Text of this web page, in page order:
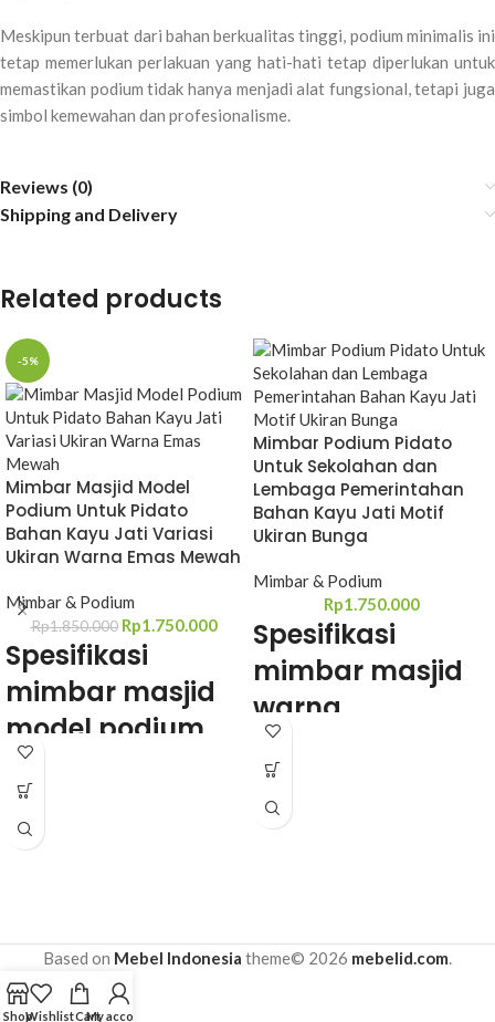
Meskipun terbuat dari bahan berkualitas tinggi, podium minimalis ini
tetap memerlukan perlakuan yang hati-hati tetap diperlukan untuk
memastikan podium tidak hanya menjadi alat fungsional, tetapi juga
simbol kemewahan dan profesionalisme.
Reviews (0)
Shipping and Delivery
Related products
-5%
Mimbar Masjid Model
Podium Untuk Pidato
Bahan Kayu Jati Variasi
Ukiran Warna Emas Mewah
Mimbar & Podium
Rp1.850.000 Rp1.750.000
Spesifikasi
mimbar masjid
model podium
Finishing : natural jati
Ukuran mimbar Podium : P 70 x L40
tidak ada tambahan logo atau nama
masjid 1 minggu jika ada tambahan
logo ataupun nama.
Mimbar Podium Pidato
Untuk Sekolahan dan
Lembaga Pemerintahan
Bahan Kayu Jati Motif
Ukiran Bunga
Mimbar & Podium
Rp1.750.000
Spesifikasi
mimbar masjid
warna
kombinasi emat
Finishing : natural jati kombinasi gold
Bisa custom logo dan nama masjid
Bahan logo : akrilik, bisa juga pakai
Based on Mebel Indonesia theme© 2026 mebelid.com
ShopWishlistCartMy account